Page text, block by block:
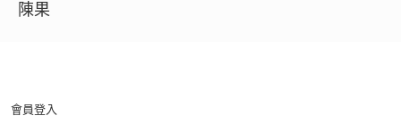
陳果
會員登入